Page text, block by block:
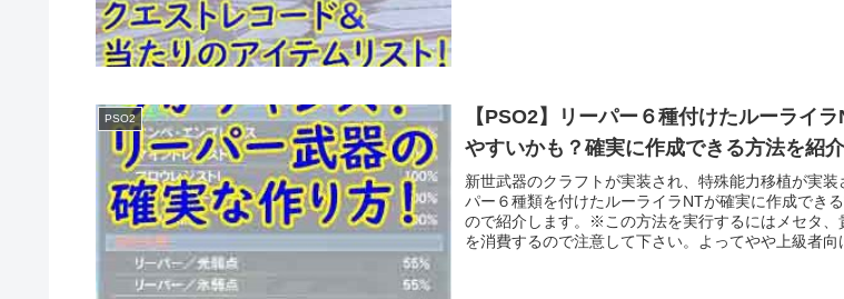
PSO2
【PSO2】リーパー６種付けたルーライ
やすいかも？確実に作成できる方法を紹介
新世武器のクラフトが実装され、特殊能力移植が実装
パー６種類を付けたルーライラNTが確実に作成でき
ので紹介します。※この方法を実行するにはメセタ、
を消費するので注意して下さい。よってやや上級者向